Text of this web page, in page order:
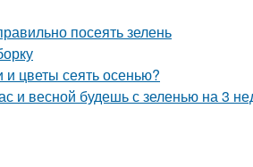
посеять зелень
цветы сеять осенью?
и весной будешь с зеленью на 3